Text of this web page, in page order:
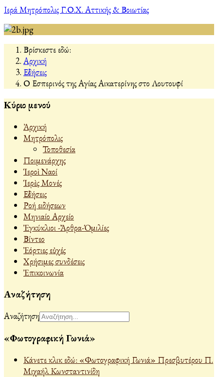
Ιερά Μητρόπολις Γ.Ο.Χ. Αττικής & Βοιωτίας
Βρίσκεστε εδώ:
Αρχική
Εἰδήσεις
Ο Εσπερινός της Αγίας Αικατερίνης στο Λουτουφί
Κύριο μενού
Ἀρχική
Μητρόπολις
Τοποθεσία
Ποιμενάρχης
Ἱεροὶ Ναοί
Ἱερὲς Μονές
Εἰδήσεις
Ροή ειδήσεων
Μηνιαίο Αρχείο
Ἐγκύκλιοι -Ἄρθρα-Ὁμιλίες
Βίντεο
Ἐόρτιες εὐχές
Χρήσιμες συνδέσεις
Ἐπικοινωνία
Αναζήτηση
Αναζήτηση
«Φωτογραφική Γωνιά»
Κάνετε κλικ εδώ: «Φωτογραφική Γωνιά» Πρεσβυτέρου Π.
Μιχαήλ Κωνσταντινίδη